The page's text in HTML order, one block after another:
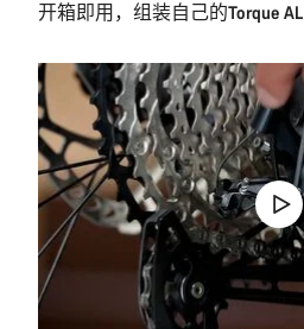
开箱即用，组装自己的Torque AL